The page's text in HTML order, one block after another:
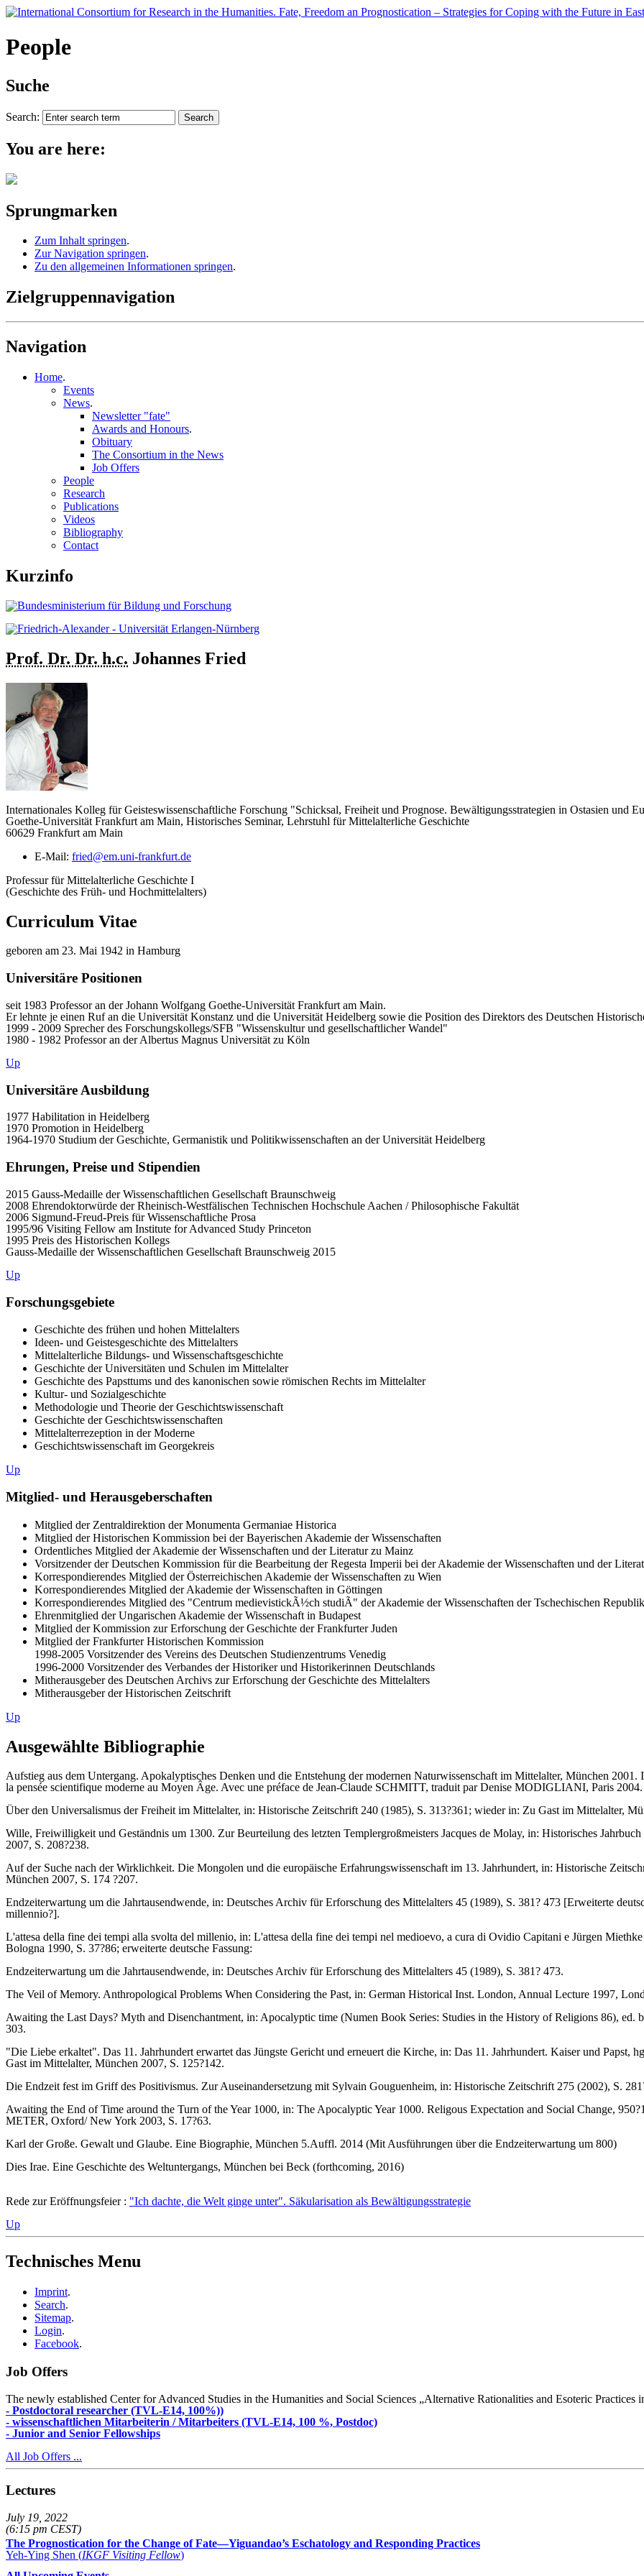
People
Suche
Search:
You are here:
Sprungmarken
Zum Inhalt springen.
Zur Navigation springen.
Zu den allgemeinen Informationen springen.
Zielgruppennavigation
Navigation
Home.
Events
News.
Newsletter "fate"
Awards and Honours.
Obituary
The Consortium in the News
Job Offers
People
Research
Publications
Videos
Bibliography
Contact
Kurzinfo
Prof. Dr. Dr. h.c. Johannes Fried
Internationales Kolleg für Geisteswissenschaftliche Forschung "Schicksal, Freiheit und Prognose. Bewältigungsstrategien in Ostasien und
Goethe-Universität Frankfurt am Main, Historisches Seminar, Lehrstuhl für Mittelalterliche Geschichte
60629 Frankfurt am Main
E-Mail: fried@em.uni-frankfurt.de
Professur für Mittelalterliche Geschichte I
(Geschichte des Früh- und Hochmittelalters)
Curriculum Vitae
geboren am 23. Mai 1942 in Hamburg
Universitäre Positionen
seit 1983 Professor an der Johann Wolfgang Goethe-Universität Frankfurt am Main.
Er lehnte je einen Ruf an die Universität Konstanz und die Universität Heidelberg sowie die Position des Direktors des Deutschen
1999 - 2009 Sprecher des Forschungskollegs/SFB "Wissenskultur und gesellschaftlicher Wandel"
1980 - 1982 Professor an der Albertus Magnus Universität zu Köln
Up
Universitäre Ausbildung
1977 Habilitation in Heidelberg
1970 Promotion in Heidelberg
1964-1970 Studium der Geschichte, Germanistik und Politikwissenschaften an der Universität Heidelberg
Ehrungen, Preise und Stipendien
2015 Gauss-Medaille der Wissenschaftlichen Gesellschaft Braunschweig
2008 Ehrendoktorwürde der Rheinisch-Westfälischen Technischen Hochschule Aachen / Philosophische Fakultät
2006 Sigmund-Freud-Preis für Wissenschaftliche Prosa
1995/96 Visiting Fellow am Institute for Advanced Study Princeton
1995 Preis des Historischen Kollegs
Gauss-Medaille der Wissenschaftlichen Gesellschaft Braunschweig 2015
Up
Forschungsgebiete
Geschichte des frühen und hohen Mittelalters
Ideen- und Geistesgeschichte des Mittelalters
Mittelalterliche Bildungs- und Wissenschaftsgeschichte
Geschichte der Universitäten und Schulen im Mittelalter
Geschichte des Papsttums und des kanonischen sowie römischen Rechts im Mittelalter
Kultur- und Sozialgeschichte
Methodologie und Theorie der Geschichtswissenschaft
Geschichte der Geschichtswissenschaften
Mittelalterrezeption in der Moderne
Geschichtswissenschaft im Georgekreis
Up
Mitglied- und Herausgeberschaften
Mitglied der Zentraldirektion der Monumenta Germaniae Historica
Mitglied der Historischen Kommission bei der Bayerischen Akademie der Wissenschaften
Ordentliches Mitglied der Akademie der Wissenschaften und der Literatur zu Mainz
Vorsitzender der Deutschen Kommission für die Bearbeitung der Regesta Imperii bei der Akademie der Wissenschaften und der
Korrespondierendes Mitglied der Österreichischen Akademie der Wissenschaften zu Wien
Korrespondierendes Mitglied der Akademie der Wissenschaften in Göttingen
Korrespondierendes Mitglied des "Centrum medievistickÃ½ch studiÃ­" der Akademie der Wissenschaften der Tschechischen Republik
Ehrenmitglied der Ungarischen Akademie der Wissenschaft in Budapest
Mitglied der Kommission zur Erforschung der Geschichte der Frankfurter Juden
Mitglied der Frankfurter Historischen Kommission
1998-2005 Vorsitzender des Vereins des Deutschen Studienzentrums Venedig
1996-2000 Vorsitzender des Verbandes der Historiker und Historikerinnen Deutschlands
Mitherausgeber des Deutschen Archivs zur Erforschung der Geschichte des Mittelalters
Mitherausgeber der Historischen Zeitschrift
Up
Ausgewählte Bibliographie
Aufstieg aus dem Untergang. Apokalyptisches Denken und die Entstehung der modernen Naturwissenschaft im Mittelalter, München
la pensée scientifique moderne au Moyen Âge. Avec une préface de Jean-Claude SCHMITT, traduit par Denise MODIGLIANI, Paris 2004.
Über den Universalismus der Freiheit im Mittelalter, in: Historische Zeitschrift 240 (1985), S. 313?361; wieder in: Zu Gast im Mittelalter,
Wille, Freiwilligkeit und Geständnis um 1300. Zur Beurteilung des letzten Templergroßmeisters Jacques de Molay, in: Historisches
2007, S. 208?238.
Auf der Suche nach der Wirklichkeit. Die Mongolen und die europäische Erfahrungswissenschaft im 13. Jahrhundert, in: Historische
München 2007, S. 174 ?207.
Endzeiterwartung um die Jahrtausendwende, in: Deutsches Archiv für Erforschung des Mittelalters 45 (1989), S. 381? 473 [Erweiterte
millennio?].
L'attesa della fine dei tempi alla svolta del millenio, in: L'attesa della fine dei tempi nel medioevo, a cura di Ovidio Capitani e Jürgen
Bologna 1990, S. 37?86; erweiterte deutsche Fassung:
Endzeiterwartung um die Jahrtausendwende, in: Deutsches Archiv für Erforschung des Mittelalters 45 (1989), S. 381? 473.
The Veil of Memory. Anthropological Problems When Considering the Past, in: German Historical Inst. London, Annual Lecture 1997,
Awaiting the Last Days? Myth and Disenchantment, in: Apocalyptic time (Numen Book Series: Studies in the History of Religions 86),
303.
"Die Liebe erkaltet". Das 11. Jahrhundert erwartet das Jüngste Gericht und erneuert die Kirche, in: Das 11. Jahrhundert. Kaiser und
Gast im Mittelalter, München 2007, S. 125?142.
Die Endzeit fest im Griff des Positivismus. Zur Auseinandersetzung mit Sylvain Gouguenheim, in: Historische Zeitschrift 275 (2002), S.
Awaiting the End of Time around the Turn of the Year 1000, in: The Apocalyptic Year 1000. Religous Expectation and Social Change,
METER, Oxford/ New York 2003, S. 17?63.
Karl der Große. Gewalt und Glaube. Eine Biographie, München 5.Auffl. 2014 (Mit Ausführungen über die Endzeiterwartung um 800)
Dies Irae. Eine Geschichte des Weltuntergangs, München bei Beck (forthcoming, 2016)
Rede zur Eröffnungsfeier : "Ich dachte, die Welt ginge unter". Säkularisation als Bewältigungsstrategie
Up
Technisches Menu
Imprint.
Search.
Sitemap.
Login.
Facebook.
Job Offers
The newly established Center for Advanced Studies in the Humanities and Social Sciences „Alternative Rationalities and Esoteric Practices
- Postdoctoral researcher (TVL-E14, 100%))
- wissenschaftlichen Mitarbeiterin / Mitarbeiters (TVL-E14, 100 %, Postdoc)
- Junior and Senior Fellowships
All Job Offers ...
Lectures
July 19, 2022
(6:15 pm CEST)
The Prognostication for the Change of Fate—Yiguandao’s Eschatology and Responding Practices
Yeh-Ying Shen (IKGF Visiting Fellow)